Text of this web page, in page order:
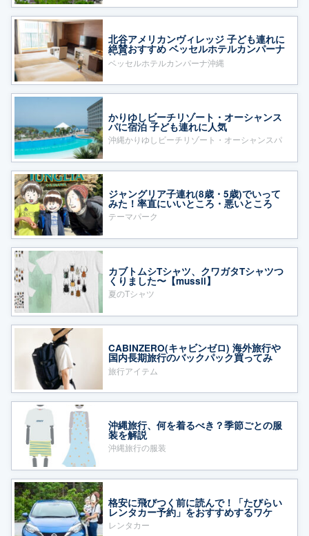
北谷アメリカンヴィレッジ 子ども連れに
絶賛おすすめ ベッセルホテルカンパーナ
沖縄
ベッセルホテルカンパーナ沖縄
かりゆしビーチリゾート・オーシャンス
パに宿泊 子ども連れに人気
沖縄かりゆしビーチリゾート・オーシャンスパ
ジャングリア子連れ(8歳・5歳)でいって
みた！率直にいいところ・悪いところ
テーマパーク
カブトムシTシャツ、クワガタTシャツつ
くりました〜【mussii】
夏のTシャツ
CABINZERO(キャビンゼロ) 海外旅行や
国内長期旅行のバックパック買ってみ
た！
旅行アイテム
沖縄旅行、何を着るべき？季節ごとの服
装を解説
沖縄旅行の服装
格安に飛びつく前に読んで！「たびらい
レンタカー予約」をおすすめするワケ
レンタカー